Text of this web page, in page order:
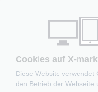
Cookies auf X-
Diese Website verwendet
den Betrieb der Webseite